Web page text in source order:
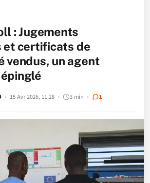
: Jugements
et certificats de
vendus, un agent
15 Avr 2026, 11:28 3 min 1